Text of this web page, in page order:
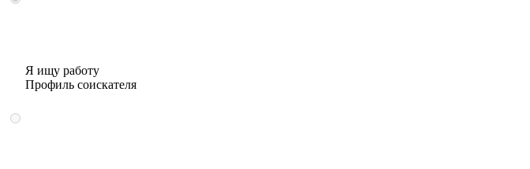
Я ищу работу
Профиль соискателя